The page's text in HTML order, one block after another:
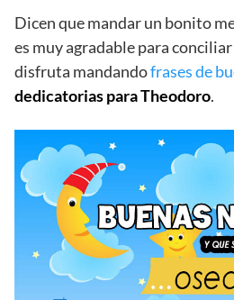
Dicen que mandar un bonito
es muy agradable para
disfruta mandandofrases de
dedicatorias para Theodoro.